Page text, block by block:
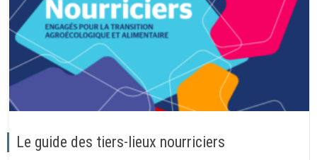
Le guide des tiers-lieux nourriciers